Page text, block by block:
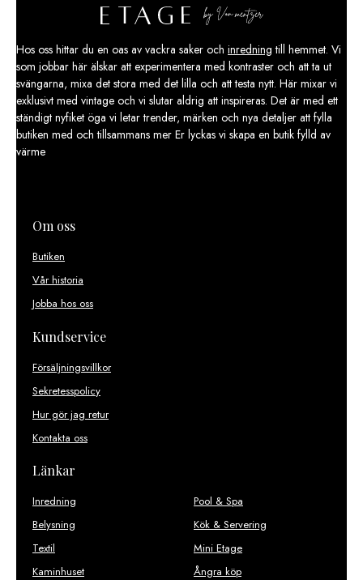
Hos oss hittar du en oas av vackra saker och inredning till hemmet. Vi
som jobbar här älskar att experimentera med kontraster och att ta ut
svängarna, mixa det stora med det lilla och att testa nytt. Här mixar vi
exklusivt med vintage och vi slutar aldrig att inspireras. Det är med ett
ständigt nyfiket öga vi letar trender, märken och nya detaljer att fylla
butiken med och tillsammans mer Er lyckas vi skapa en butik fylld av
värme
Om oss
Butiken
Vår historia
Jobba hos oss
Kundservice
Försäljningsvillkor
Sekretesspolicy
Hur gör jag retur
Kontakta oss
Länkar
Inredning
Belysning
Textil
Kaminhuset
Pool & Spa
Kök & Servering
Mini Etage
Ångra köp